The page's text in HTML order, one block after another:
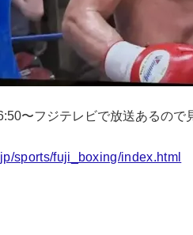
〜フジテレビで放送あるので
sports/fuji_boxing/index.html